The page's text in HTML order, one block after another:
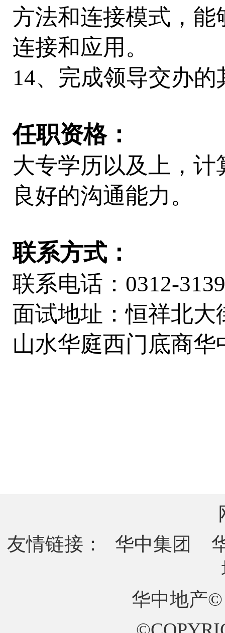
方法和连接模式，
连接和应用。
14、完成领导交办
任职资格：
大专学历以及上，
良好的沟通能力。
联系方式：
联系电话：0312-
面试地址：恒祥北大
山水华庭西门底商
友情链接：
华中集团
华中地产